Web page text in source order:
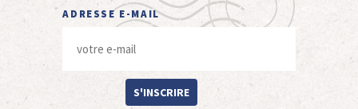
ADRESSE E-MAIL
S'INSCRIRE